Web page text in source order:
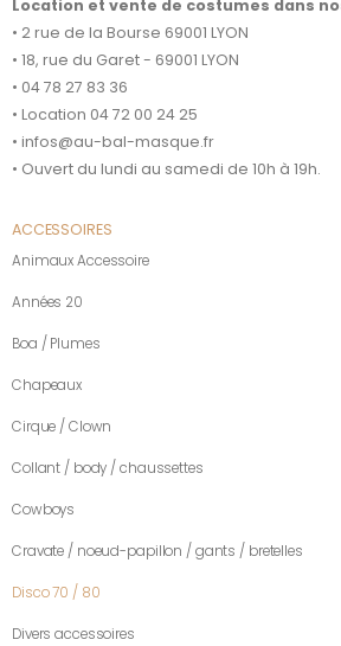
Location et vente de costumes dans
• 2 rue de la Bourse 69001 LYON
• 18, rue du Garet - 69001 LYON
• 04 78 27 83 36
• Location 04 72 00 24 25
• infos@au-bal-masque.fr
• Ouvert du lundi au samedi de 10h à 19h.
ACCESSOIRES
Animaux Accessoire
Années 20
Boa / Plumes
Chapeaux
Cirque / Clown
Collant / body / chaussettes
Cowboys
Cravate / noeud-papillon / gants / bretelles
Disco 70 / 80
Divers accessoires